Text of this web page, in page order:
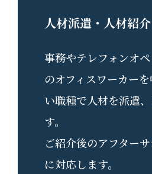
人材派遣・人材紹介
事務やテレフォンオ
のオフィスワーカー
い職種で⼈材を派遣
す。
ご紹介後のアフター
に対応します。